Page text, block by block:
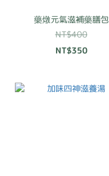
藥燉元氣滋補藥膳包
NT$400
NT$350